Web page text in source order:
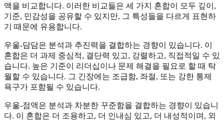
액을 비교합니다. 이러한 비교들은 세 가지 혼합이 모두 깊이,
기준, 민감성을 공유할 수 있지만, 그 특성들을 다르게 표현하
기 때문에 유용합니다.
우울-담담은 분석과 추진력을 결합하는 경향이 있습니다. 이
혼합은 더 과제 중심적, 결단력 있고, 강렬하고, 직접적일 수 있
습니다. 높은 기준이 리더십이나 문제 해결을 필요로 할 때 탁
월할 수 있습니다. 그 긴장에는 조급함, 좌절, 또는 강한 통제
욕구가 포함될 수 있습니다.
우울-점액은 분석과 차분한 꾸준함을 결합하는 경향이 있습니
다. 이 혼합은 더 조용하고, 더 인내심 있고, 더 내성적이며, 외